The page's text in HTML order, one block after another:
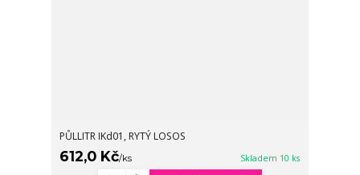
PŮLLITR IKd01, RYTÝ LOSOS
612,0 Kč/ks Skladem 10 ks